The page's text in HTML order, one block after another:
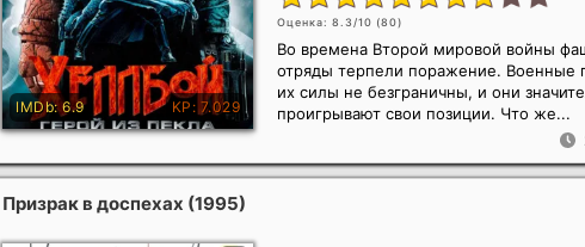
Оценка: 8.3/10 (80)
Во времена Второй мировой войны
отряды терпели поражение. Военные
их силы не безграничны, и они
проигрывают свои позиции. Что же...
Призрак в доспехах (1995)